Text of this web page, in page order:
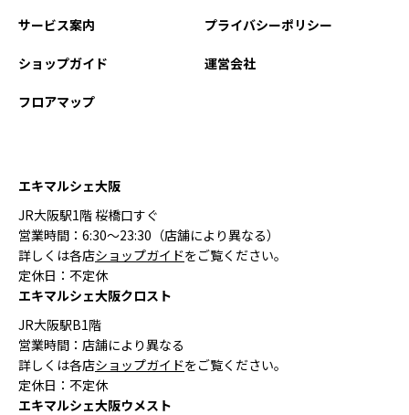
サービス案内
ショップガイド
フロアマップ
プライバシーポリシー
運営会社
エキマルシェ大阪
JR大阪駅1階 桜橋口すぐ
営業時間：6:30〜23:30（店舗により異なる）
詳しくは各店ショップガイドをご覧ください。
定休日：不定休
エキマルシェ大阪クロスト
JR大阪駅B1階
営業時間：店舗により異なる
詳しくは各店ショップガイドをご覧ください。
定休日：不定休
エキマルシェ大阪ウメスト